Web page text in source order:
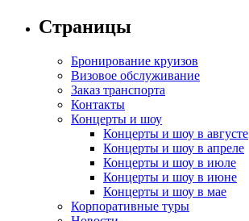
Страницы
Бронирование круизов
Визовое обслуживание
Заказ транспорта
Контакты
Концерты и шоу
Концерты и шоу в августе
Концерты и шоу в апреле
Концерты и шоу в июле
Концерты и шоу в июне
Концерты и шоу в мае
Корпоративные туры